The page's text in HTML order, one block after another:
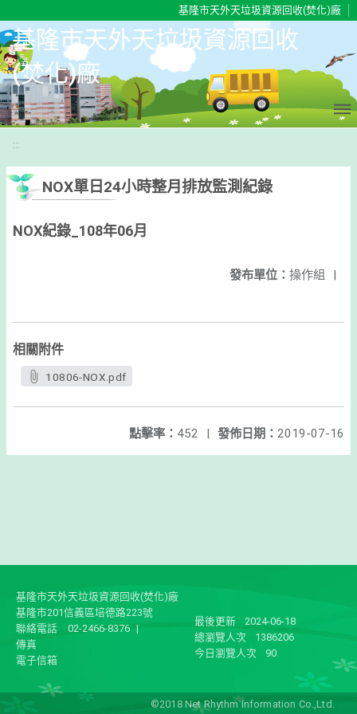
基隆市天外天垃圾資源回收(焚化)廠
基隆市天外天垃圾資源回收
(焚化)廠
:::
NOX單日24小時整月排放監測紀錄
NOX紀錄_108年06月
發布單位： 操作組 |
相關附件
10806-NOX.pdf
發佈日期： 2019-07-16
點擊率： 452 |
基隆市天外天垃圾資源回收(焚化)廠
基隆市201信義區培德路223號
聯絡電話
02-2466-8376 |
傳真
電子信箱
最後更新
2024-06-18
總瀏覽人次
1386206
今日瀏覽人次
90
©2018 Net Rhythm Information Co.,Ltd.